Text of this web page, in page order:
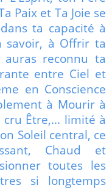
Paix et Ta Joie se
ta capacité à
savoir, à Offrir ta
reconnu ta
entre Ciel et
en Conscience
à Mourir à
Être,... limité à
Soleil central, ce
Chaud et
toutes les
si longtemps